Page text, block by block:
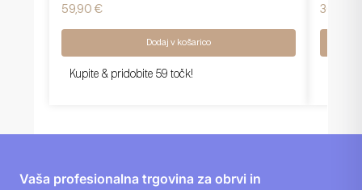
59,90 €
Dodaj v košarico
Kupite & pridobite 59 točk!
36,95
Vaša profesionalna trgovina za obrvi in